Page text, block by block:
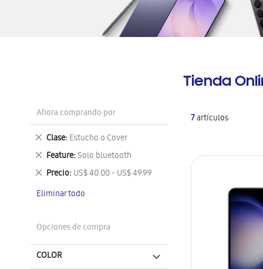
Tienda
7artículos
Ahora comprando por
Clase Estucho o Cover
Eliminar
este
artículo
Feature Solo bluetooth
Eliminar
este
artículo
Precio US$ 40.00 - US$ 49.99
Eliminar
artículo
Eliminar todo
Opciones de compra
COLOR